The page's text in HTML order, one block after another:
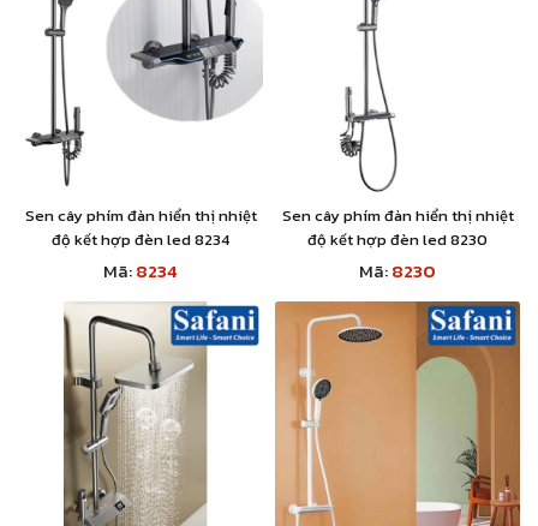
Sen cây phím đàn hiển thị nhiệt
độ kết hợp đèn led 8234
Mã:8234
Sen cây phím đàn hiển thị nhiệt
độ kết hợp đèn led 8230
Mã:8230